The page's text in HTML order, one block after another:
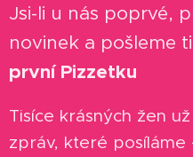
Jsi-li u nás poprvé,
novinek a pošleme ti
první Pizzetku
Tisíce krásných žen
zpráv, které posíláme